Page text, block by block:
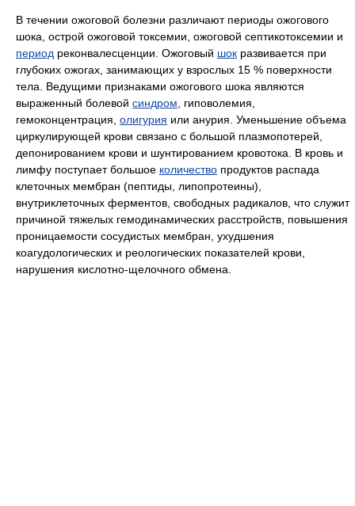
В течении ожоговой болезни различают периоды ожогового
шока, острой ожоговой токсемии, ожоговой септикотоксемии и
период реконвалесценции. Ожоговый шок развивается при
глубоких ожогах, занимающих у взрослых 15 % поверхности
тела. Ведущими признаками ожогового шока являются
выраженный болевой синдром , гиповолемия,
гемоконцентрация, олигурия или анурия. Уменьшение объема
циркулирующей крови связано с большой плазмопотерей,
депонированием крови и шунтированием кровотока. В кровь и
лимфу поступает большое количество продуктов распада
клеточных мембран (пептиды, липопротеины),
внутриклеточных ферментов, свободных радикалов, что служит
причиной тяжелых гемодинамических расстройств, повышения
проницаемости сосудистых мембран, ухудшения
коагудологических и реологических показателей крови,
нарушения кислотно-щелочного обмена.